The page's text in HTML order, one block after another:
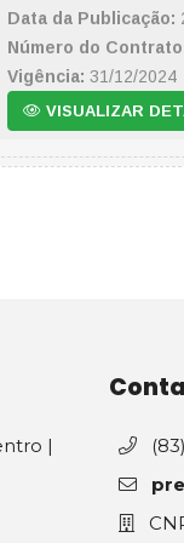
Data da Publicação:
Número do
Vigência: 31/12/2024
VISUALIZAR
|